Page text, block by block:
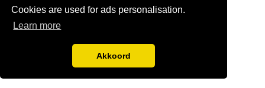
Cookies are used for ads personalisation.
Learn more
Akkoord